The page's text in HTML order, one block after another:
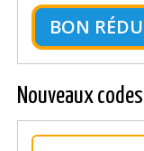
BON
Nouveaux